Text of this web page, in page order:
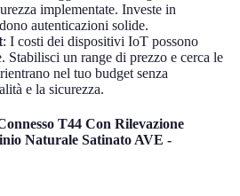
implementate. Investe in
autenticazioni solide.
: I costi dei dispositivi IoT possono
Stabilisci un range di prezzo e cerca le
nel tuo budget senza
e la sicurezza.
T44 Con Rilevazione
Naturale Satinato AVE -